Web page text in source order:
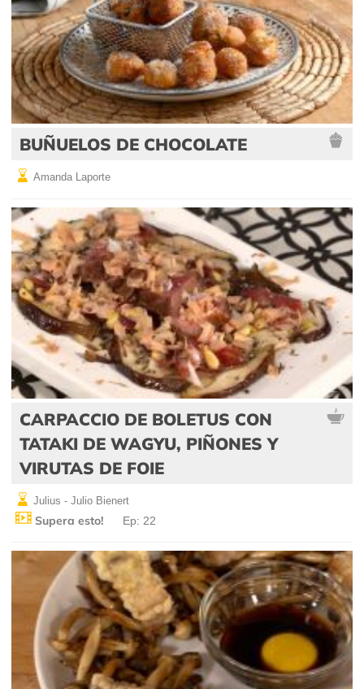
BUÑUELOS DE CHOCOLATE
Amanda Laporte
CARPACCIO DE BOLETUS CON
TATAKI DE WAGYU, PIÑONES Y
VIRUTAS DE FOIE
Julius - Julio Bienert
Supera esto! Ep: 22